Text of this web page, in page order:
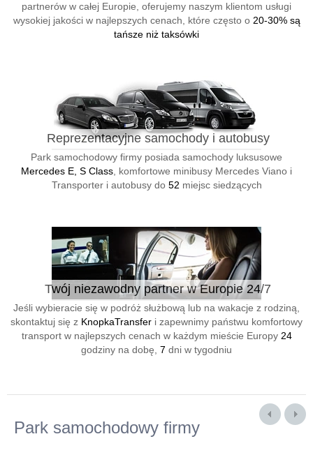
partnerów w całej Europie, oferujemy naszym klientom usługi
wysokiej jakości w najlepszych cenach, które często o 20-30% są
tańsze niż taksówki
Reprezentacyjne samochody i autobusy
Park samochodowy firmy posiada samochody luksusowe
Mercedes E, S Class , komfortowe minibusy Mercedes Viano i
Transporter i autobusy do 52 miejsc siedzących
Twój niezawodny partner w Europie 24/7
Jeśli wybieracie się w podróż służbową lub na wakacje z rodziną,
skontaktuj się z KnopkaTransfer i zapewnimy państwu komfortowy
transport w najlepszych cenach w każdym mieście Europy 24
godziny na dobę, 7 dni w tygodniu
Park samochodowy firmy